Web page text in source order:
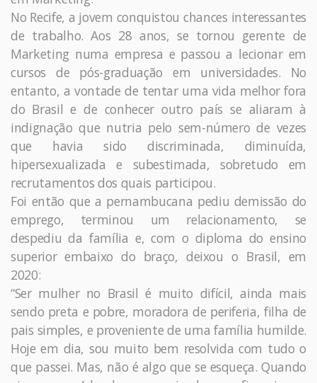
No Recife, a jovem conquistou chances interessantes
de trabalho. Aos 28 anos, se tornou gerente de
Marketing numa empresa e passou a lecionar em
cursos de pós-graduação em universidades. No
entanto, a vontade de tentar uma vida melhor fora
do Brasil e de conhecer outro país se aliaram à
indignação que nutria pelo sem-número de vezes
que havia sido discriminada, diminuída,
hipersexualizada e subestimada, sobretudo em
recrutamentos dos quais participou.
Foi então que a pernambucana pediu demissão do
emprego, terminou um relacionamento, se
despediu da família e, com o diploma do ensino
superior embaixo do braço, deixou o Brasil, em
2020:
“Ser mulher no Brasil é muito difícil, ainda mais
sendo preta e pobre, moradora de periferia, filha de
pais simples, e proveniente de uma família humilde.
Hoje em dia, sou muito bem resolvida com tudo o
que passei. Mas, não é algo que se esqueça. Quando